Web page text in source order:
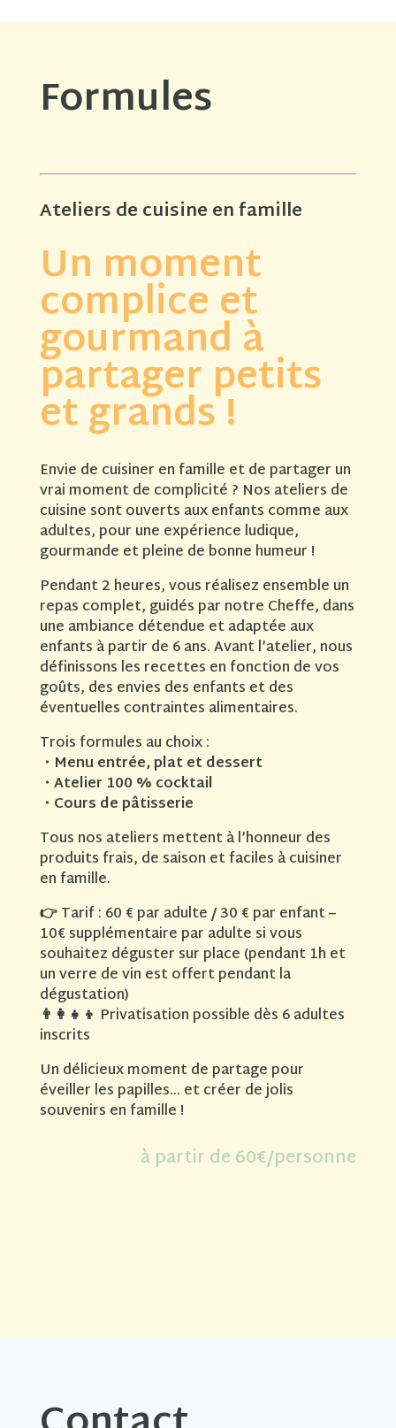
Formules
Ateliers de cuisine en famille
Un moment
complice et
gourmand à
partager petits
et grands !
Envie de cuisiner en famille et de partager un
vrai moment de complicité ? Nos ateliers de
cuisine sont ouverts aux enfants comme aux
adultes, pour une expérience ludique,
gourmande et pleine de bonne humeur !
Pendant 2 heures, vous réalisez ensemble un
repas complet, guidés par notre Cheffe, dans
une ambiance détendue et adaptée aux
enfants à partir de 6 ans. Avant l’atelier, nous
définissons les recettes en fonction de vos
goûts, des envies des enfants et des
éventuelles contraintes alimentaires.
Trois formules au choix :
・ Menu entrée, plat et dessert
・ Atelier 100 % cocktail
・ Cours de pâtisserie
Tous nos ateliers mettent à l’honneur des
produits frais, de saison et faciles à cuisiner
en famille.
👉Tarif : 60 € par adulte / 30 € par enfant –
10€ supplémentaire par adulte si vous
souhaitez déguster sur place (pendant 1h et
un verre de vin est offert pendant la
dégustation)
👨 Privatisation possible dès 6 adultes
inscrits
Un délicieux moment de partage pour
éveiller les papilles… et créer de jolis
souvenirs en famille !
à partir de 60€/personne